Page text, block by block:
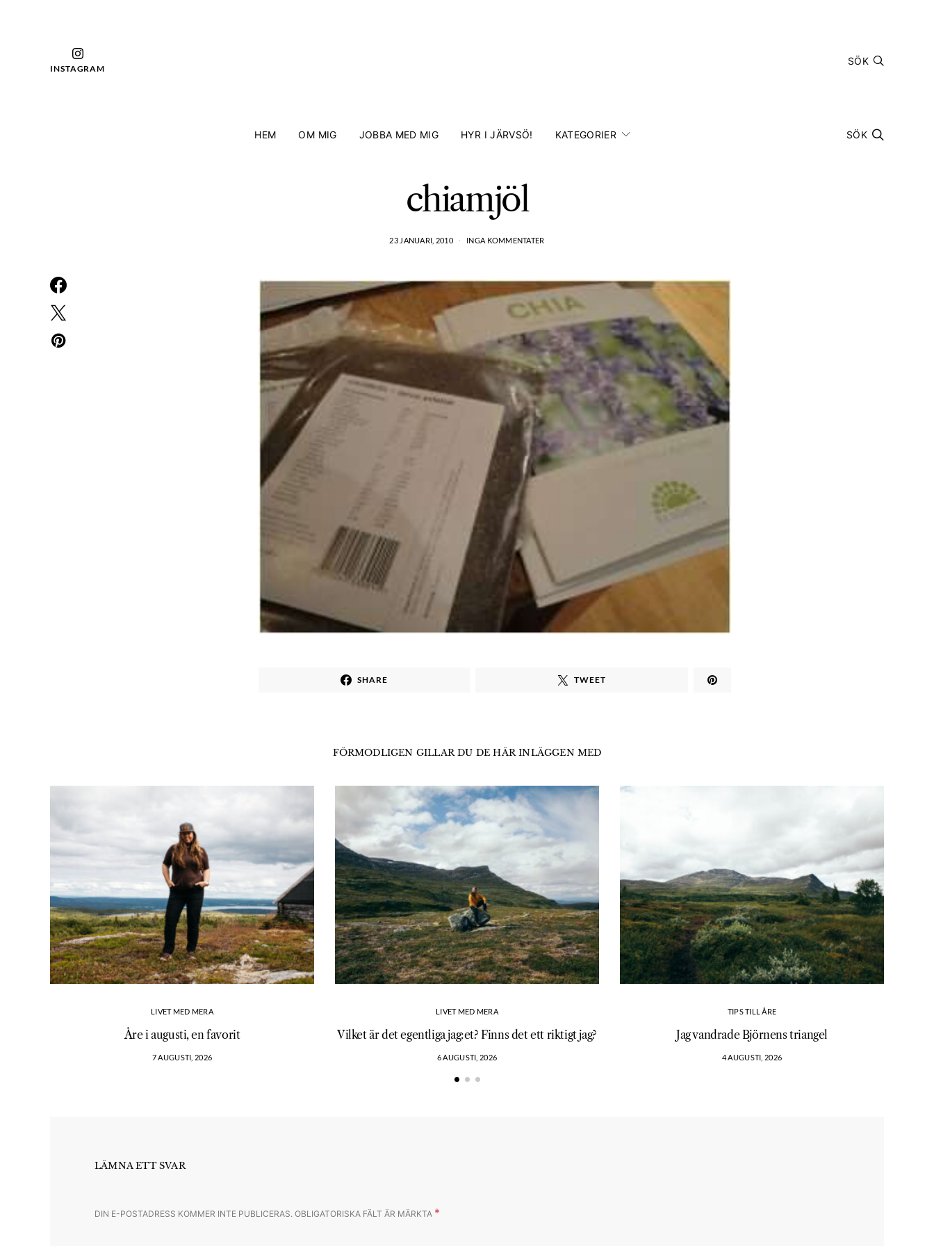
INSTAGRAM
SÖK
HEM OM MIG JOBBA MED MIG HYR I JÄRVSÖ! KATEGORIER SÖK
chiamjöl
23 JANUARI, 2010 INGA KOMMENTATER
SHARE TWEET
FÖRMODLIGEN GILLAR DU DE HÄR INLÄGGEN MED
LIVET MED MERA
Åre i augusti, en favorit
7 AUGUSTI, 2026
LIVET MED MERA
Vilket är det egentliga jag:et? Finns det ett riktigt jag?
6 AUGUSTI, 2026
TIPS TILL ÅRE
Jag vandrade Björnens triangel
4 AUGUSTI, 2026
LÄMNA ETT SVAR
DIN E-POSTADRESS KOMMER INTE PUBLICERAS. OBLIGATORISKA FÄLT ÄR MÄRKTA *